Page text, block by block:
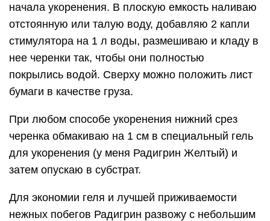
начала укоренения. В плоскую емкость наливаю
отстоянную или талую воду, добавляю 2 капли
стимулятора на 1 л воды, размешиваю и кладу в
нее черенки так, чтобы они полностью
покрылись водой. Сверху можно положить лист
бумаги в качестве груза.
При любом способе укоренения нижний срез
черенка обмакиваю на 1 см в специальный гель
для укоренения (у меня Радигрин Желтый) и
затем опускаю в субстрат.
Для экономии геля и лучшей приживаемости
нежных побегов Радигрин развожу с небольшим